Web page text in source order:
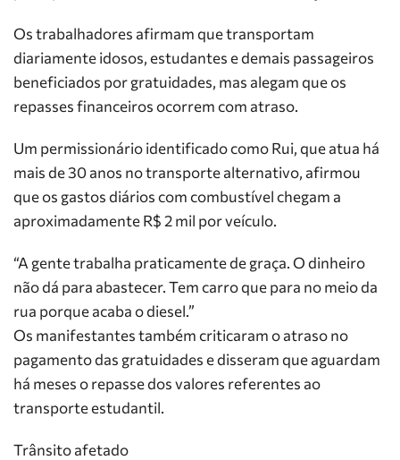
Os trabalhadores afirmam que transportam
diariamente idosos, estudantes e demais passageiros
beneficiados por gratuidades, mas alegam que os
repasses financeiros ocorrem com atraso.
Um permissionário identificado como Rui, que atua há
mais de 30 anos no transporte alternativo, afirmou
que os gastos diários com combustível chegam a
aproximadamente R$ 2 mil por veículo.
“A gente trabalha praticamente de graça. O dinheiro
não dá para abastecer. Tem carro que para no meio da
rua porque acaba o diesel.”
Os manifestantes também criticaram o atraso no
pagamento das gratuidades e disseram que aguardam
há meses o repasse dos valores referentes ao
transporte estudantil.
Trânsito afetado